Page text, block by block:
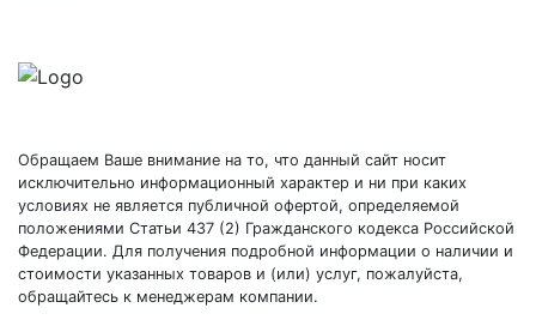
Обращаем Ваше внимание на то, что данный сайт носит
исключительно информационный характер и ни при каких
условиях не является публичной офертой, определяемой
положениями Статьи 437 (2) Гражданского кодекса Российской
Федерации. Для получения подробной информации о наличии и
стоимости указанных товаров и (или) услуг, пожалуйста,
обращайтесь к менеджерам компании.